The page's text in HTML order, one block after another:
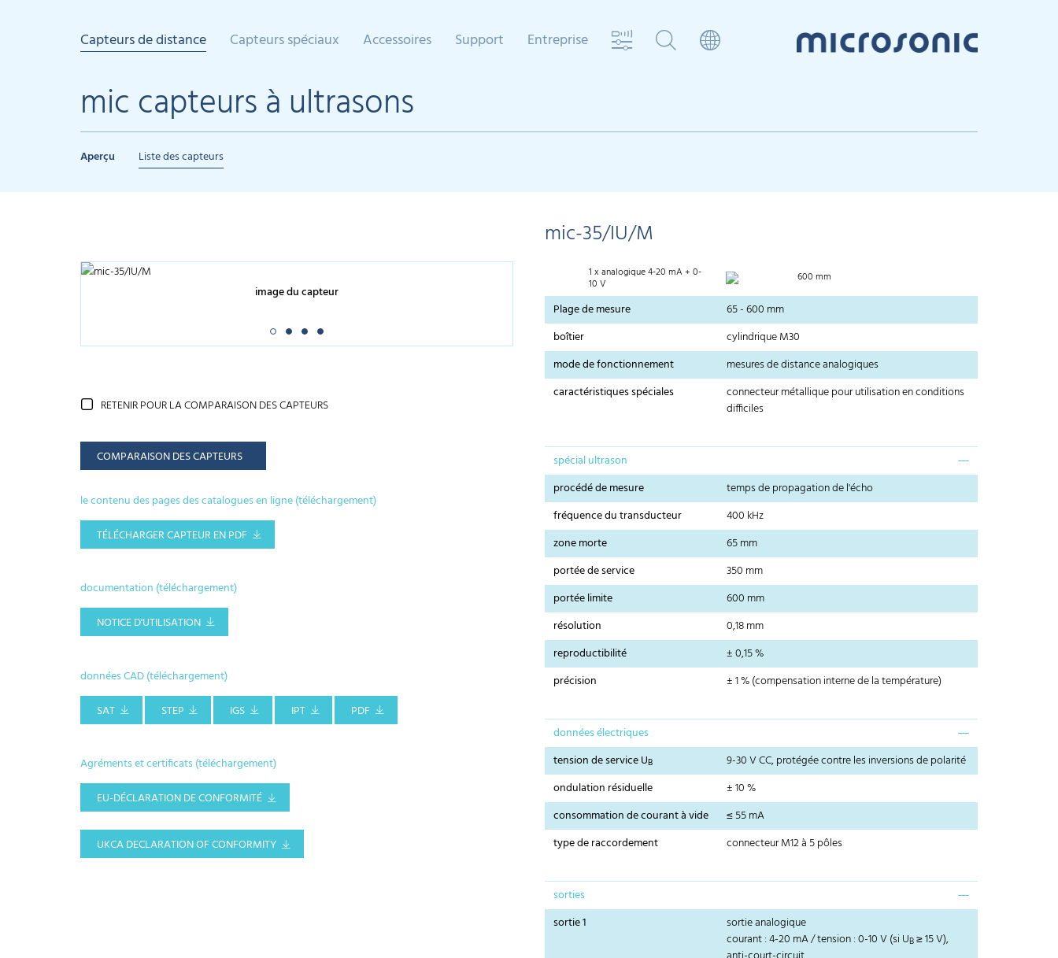
Capteurs de distance Capteurs spéciaux Accessoires Support Entreprise
mic capteurs à ultrasons
Aperçu Liste des capteurs
mic-35/IU/M
image du capteur
RETENIR POUR LA COMPARAISON DES CAPTEURS
COMPARAISON DES CAPTEURS
le contenu des pages des catalogues en ligne (téléchargement)
TÉLÉCHARGER CAPTEUR EN PDF
documentation (téléchargement)
NOTICE D'UTILISATION
données CAD (téléchargement)
SAT
STEP IGS IPT PDF
Agréments et certificats (téléchargement)
EU-DÉCLARATION DE CONFORMITÉ
UKCA DECLARATION OF CONFORMITY
1 x analogique 4-20 mA + 0-
10 V 600 mm
Plage de mesure
65 - 600 mm
boîtier
cylindrique M30
mode de fonctionnement
mesures de distance analogiques
caractéristiques spéciales
connecteur métallique pour utilisation en conditions
difficiles
spécial ultrason
procédé de mesure
temps de propagation de l'écho
fréquence du transducteur
400 kHz
zone morte
65 mm
portée de service
350 mm
portée limite
600 mm
résolution
0,18 mm
reproductibilité
± 0,15 %
précision
± 1 % (compensation interne de la température)
données électriques
tension de service UB
9-30 V CC, protégée contre les inversions de polarité
ondulation résiduelle
± 10 %
consommation de courant à vide
≤ 55 mA
type de raccordement
connecteur M12 à 5 pôles
sorties
sortie 1
sortie analogique
courant : 4-20 mA / tension : 0-10 V (si UB≥ 15 V),